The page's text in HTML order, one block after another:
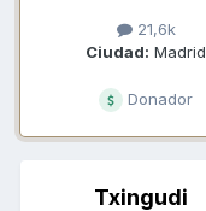
21,6k
Ciudad: Madrid
Donador
Txingudi